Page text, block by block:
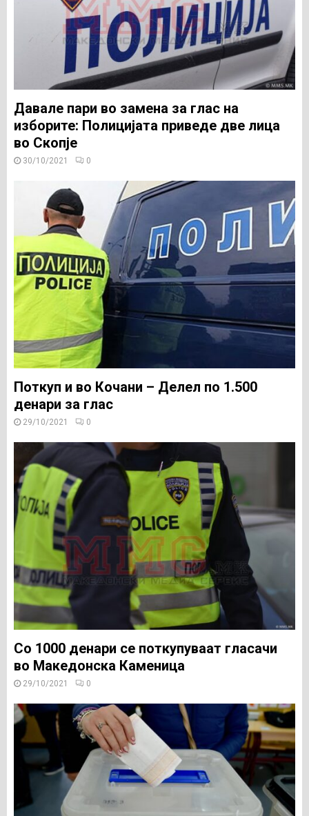
Давале пари во замена за глас на
изборите: Полицијата приведе две лица
во Скопје
30/10/2021 0
Поткуп и во Кочани – Делел по 1.500
денари за глас
29/10/2021 0
Со 1000 денари се поткупуваат гласачи
во Македонска Каменица
29/10/2021 0